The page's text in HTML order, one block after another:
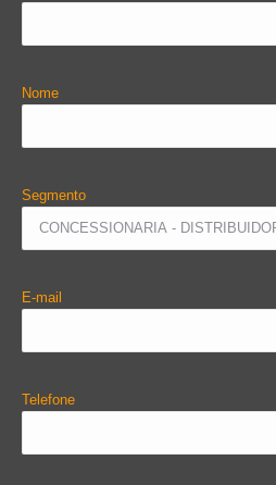
Nome
Segmento
E-mail
Telefone